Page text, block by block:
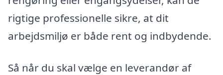
rigtige professionelle sikre, at dit
arbejdsmiljø er både rent og indbydende.
Så når du skal vælge en leverandør af